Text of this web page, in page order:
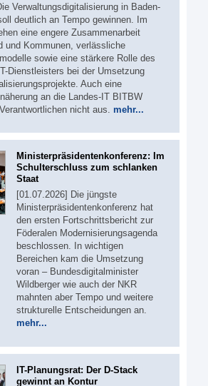
Verwaltungsdigitalisierung in Baden-
deutlich an Tempo gewinnen. Im
eine engere Zusammenarbeit
und Kommunen, verlässliche
sowie eine stärkere Rolle des
Dienstleisters bei der Umsetzung
Auch eine
an die Landes-IT BITBW
nicht aus. mehr...
Ministerpräsidentenkonferenz: Im
Schulterschluss zum schlanken
Staat
[01.07.2026] Die jüngste
Ministerpräsidentenkonferenz hat
den ersten Fortschrittsbericht zur
Föderalen Modernisierungsagenda
beschlossen. In wichtigen
Bereichen kam die Umsetzung
voran – Bundesdigitalminister
Wildberger wie auch der NKR
mahnten aber Tempo und weitere
strukturelle Entscheidungen an.
mehr...
IT-Planungsrat: Der D-Stack
gewinnt an Kontur